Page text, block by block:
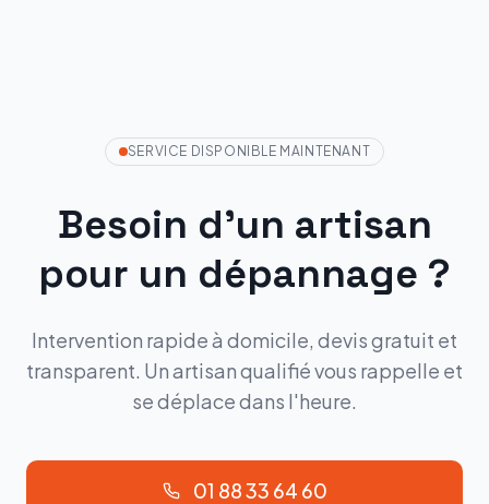
SERVICE DISPONIBLE MAINTENANT
Besoin d'un artisan
pour un dépannage ?
Intervention rapide à domicile, devis gratuit et
transparent. Un artisan qualifié vous rappelle et
se déplace dans l'heure.
01 88 33 64 60